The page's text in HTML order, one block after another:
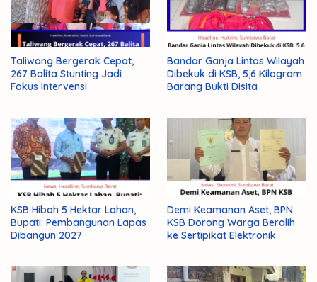
Taliwang Bergerak Cepat,
267 Balita Stunting Jadi
Fokus Intervensi
Bandar Ganja Lintas Wilayah
Dibekuk di KSB, 5,6 Kilogram
Barang Bukti Disita
KSB Hibah 5 Hektar Lahan,
Bupati: Pembangunan Lapas
Dibangun 2027
Demi Keamanan Aset, BPN
KSB Dorong Warga Beralih
ke Sertipikat Elektronik